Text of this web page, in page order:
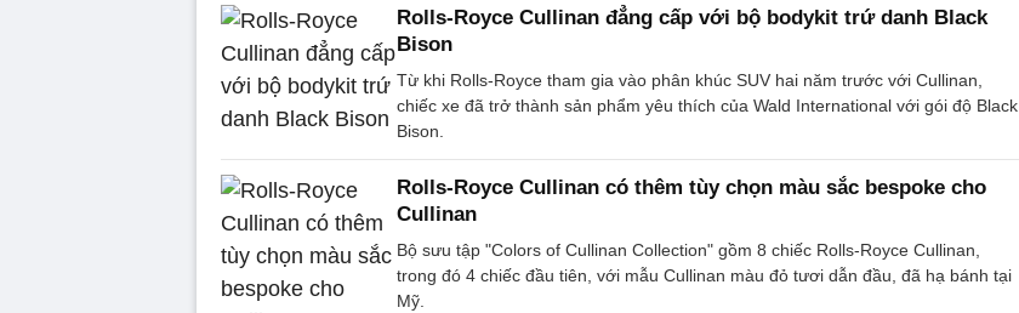
Rolls-Royce Cullinan đẳng cấp với bộ bodykit trứ danh Black
Bison
Từ khi Rolls-Royce tham gia vào phân khúc SUV hai năm trước với Cullinan,
chiếc xe đã trở thành sản phẩm yêu thích của Wald International với gói độ Black
Bison.
Rolls-Royce Cullinan có thêm tùy chọn màu sắc bespoke cho
Cullinan
Bộ sưu tập "Colors of Cullinan Collection" gồm 8 chiếc Rolls-Royce Cullinan,
trong đó 4 chiếc đầu tiên, với mẫu Cullinan màu đỏ tươi dẫn đầu, đã hạ bánh tại
Mỹ.